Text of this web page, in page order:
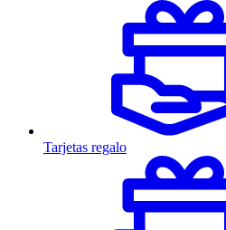
Tarjetas regalo